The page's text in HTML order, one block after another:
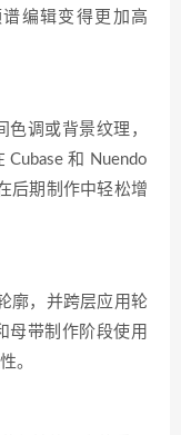
谱编辑变得更加高
调或背景纹理，
和 Nuendo
后期制作中轻松增
廓，并跨层应用轮
母带制作阶段使用
。